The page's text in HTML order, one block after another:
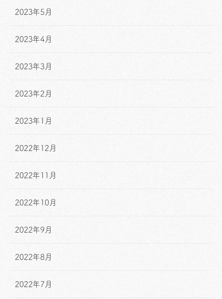
2023年5月
2023年4月
2023年3月
2023年2月
2023年1月
2022年12月
2022年11月
2022年10月
2022年9月
2022年8月
2022年7月